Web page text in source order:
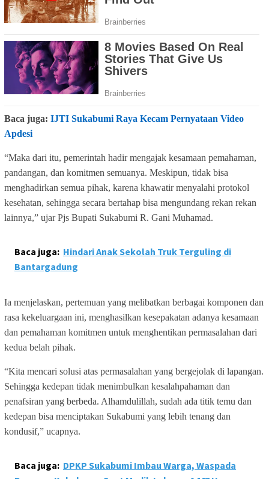
Baca juga: IJTI Sukabumi Raya Kecam Pernyataan Video
Apdesi
“Maka dari itu, pemerintah hadir mengajak kesamaan pemahaman,
pandangan, dan komitmen semuanya. Meskipun, tidak bisa
menghadirkan semua pihak, karena khawatir menyalahi protokol
kesehatan, sehingga secara bertahap bisa mengundang rekan rekan
lainnya,” ujar Pjs Bupati Sukabumi R. Gani Muhamad.
Baca juga: Hindari Anak Sekolah Truk Terguling di
Bantargadung
Ia menjelaskan, pertemuan yang melibatkan berbagai komponen dan
rasa kekeluargaan ini, menghasilkan kesepakatan adanya kesamaan
dan pemahaman komitmen untuk menghentikan permasalahan dari
kedua belah pihak.
“Kita mencari solusi atas permasalahan yang bergejolak di lapangan.
Sehingga kedepan tidak menimbulkan kesalahpahaman dan
penafsiran yang berbeda. Alhamdulillah, sudah ada titik temu dan
kedepan bisa menciptakan Sukabumi yang lebih tenang dan
kondusif,” ucapnya.
Baca juga: DPKP Sukabumi Imbau Warga, Waspada